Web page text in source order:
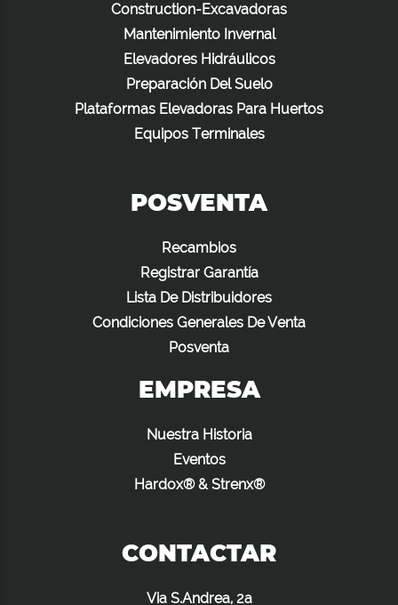
Construction-Excavadoras
Mantenimiento Invernal
Elevadores Hidráulicos
Preparación Del Suelo
Plataformas Elevadoras Para Huertos
Equipos Terminales
POSVENTA
Recambios
Registrar Garantía
Lista De Distribuidores
Condiciones Generales De Venta
Posventa
EMPRESA
Nuestra Historia
Eventos
Hardox® & Strenx®
CONTACTAR
Via S.Andrea, 2a